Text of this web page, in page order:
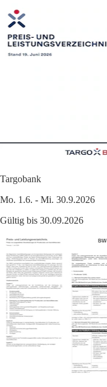
Targobank
Mo. 1.6. - Mi. 30.9.2026
Gültig bis 30.09.2026